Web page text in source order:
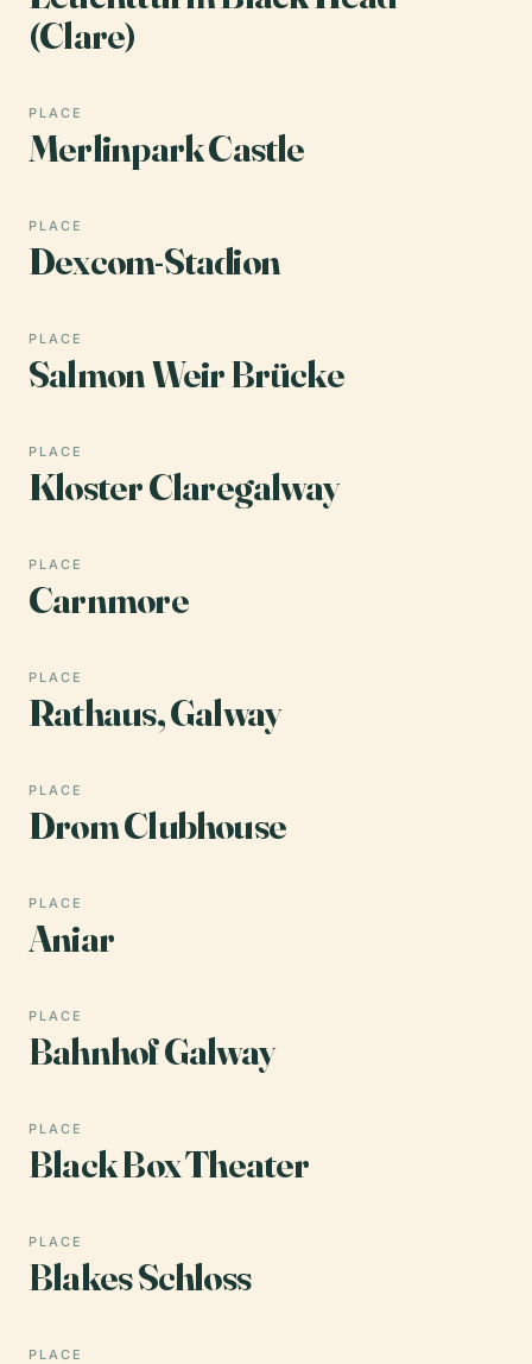
(Clare)
PLACE
Merlinpark Castle
PLACE
Dexcom-Stadion
PLACE
Salmon Weir Brücke
PLACE
Kloster Claregalway
PLACE
Carnmore
PLACE
Rathaus, Galway
PLACE
Drom Clubhouse
PLACE
Aniar
PLACE
Bahnhof Galway
PLACE
Black Box Theater
PLACE
Blakes Schloss
PLACE